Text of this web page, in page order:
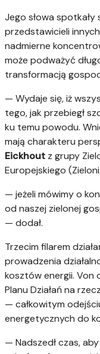
Jego słowa
przedstawicieli
nadmierne
może podważyć
transformacją
— Wydaje się, iż
tego, jak przebiegł
ku temu powodu.
mają charakteru
Eickhout z grupy
Europejskiego
— jeżeli mówimy o
od naszej zielonej
— dodał.
Trzecim filarem
prowadzenia
kosztów energii. Von
Planu Działań na
— całkowitym
energetycznych do
— Nadszedł czas,